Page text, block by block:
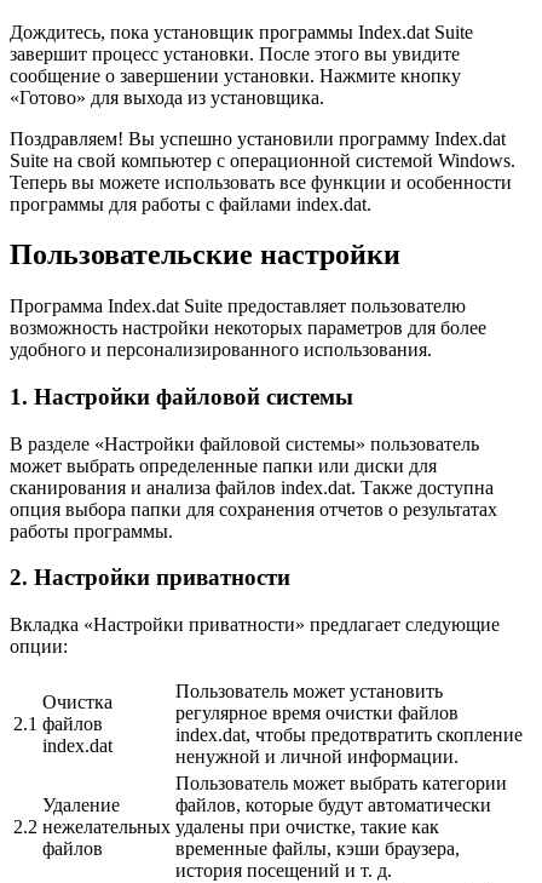
Дождитесь, пока установщик программы Index.dat Suite
завершит процесс установки. После этого вы увидите
сообщение о завершении установки. Нажмите кнопку
«Готово» для выхода из установщика.
Поздравляем! Вы успешно установили программу Index.dat
Suite на свой компьютер с операционной системой Windows.
Теперь вы можете использовать все функции и особенности
программы для работы с файлами index.dat.
Пользовательские настройки
Программа Index.dat Suite предоставляет пользователю
возможность настройки некоторых параметров для более
удобного и персонализированного использования.
1. Настройки файловой системы
В разделе «Настройки файловой системы» пользователь
может выбрать определенные папки или диски для
сканирования и анализа файлов index.dat. Также доступна
опция выбора папки для сохранения отчетов о результатах
работы программы.
2. Настройки приватности
Вкладка «Настройки приватности» предлагает следующие
опции:
2.1
Очистка
файлов
index.dat
Пользователь может установить
регулярное время очистки файлов
index.dat, чтобы предотвратить скопление
ненужной и личной информации.
2.2
Удаление
нежелательных
файлов
Пользователь может выбрать категории
файлов, которые будут автоматически
удалены при очистке, такие как
временные файлы, кэши браузера,
история посещений и т. д.